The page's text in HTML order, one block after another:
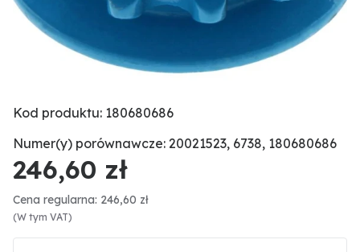
Kod produktu: 180680686
Numer(y) porównawcze: 20021523, 6738, 180680686
246,60 zł
Cena regularna: 246,60 zł
(W tym VAT)